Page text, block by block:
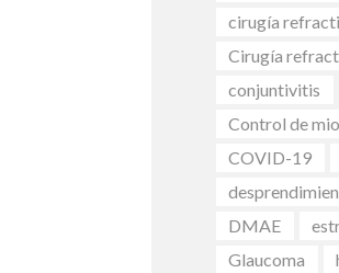
cirugía
Cirugía
conjuntivitis
Control de
COVID-19
DMAE
Glaucoma